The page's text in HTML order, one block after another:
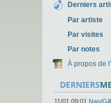
Derniers
Par artiste
Par visites
Par notes
À propos de
DERNIERS
11/01 09:01 Nao/